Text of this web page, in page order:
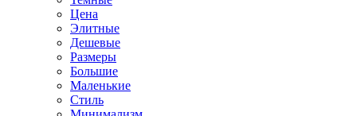
Цена
Элитные
Дешевые
Размеры
Большие
Маленькие
Стиль